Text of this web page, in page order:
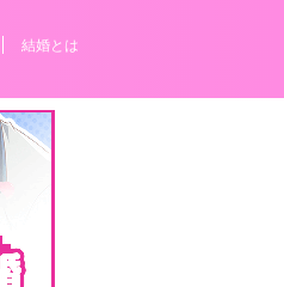
結婚とは